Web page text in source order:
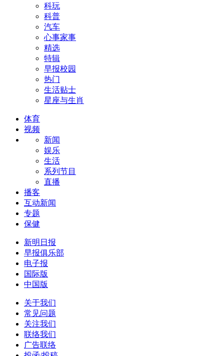
科玩
科普
汽车
心事家事
精选
特辑
早报校园
热门
生活贴士
星座与生肖
体育
视频
新闻
娱乐
生活
系列节目
直播
播客
互动新闻
专题
保健
新明日报
早报俱乐部
电子报
国际版
中国版
关于我们
常见问题
关注我们
联络我们
广告联络